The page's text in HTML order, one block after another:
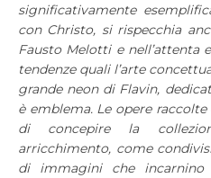
significativamente
con Christo, si rispecchia
Fausto Melotti e nell’attenta
tendenze quali l’arte
grande neon di Flavin,
è emblema. Le opere
di concepire la
arricchimento, come
di immagini che incarnino